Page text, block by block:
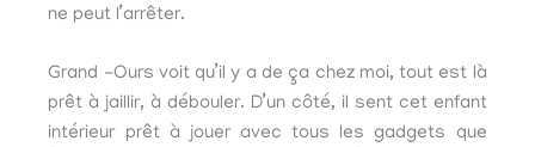
ne peut l’arrêter.
Grand -Ours voit qu’il y a de ça chez moi, tout est là
prêt à jaillir, à débouler. D’un côté, il sent cet enfant
intérieur prêt à jouer avec tous les gadgets que